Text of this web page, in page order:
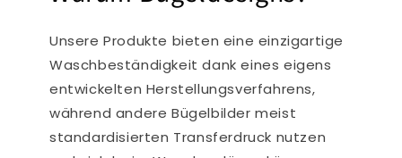
Unsere Produkte bieten eine einzigartige
Waschbeständigkeit dank eines eigens
entwickelten Herstellungsverfahrens,
während andere Bügelbilder meist
standardisierten Transferdruck nutzen